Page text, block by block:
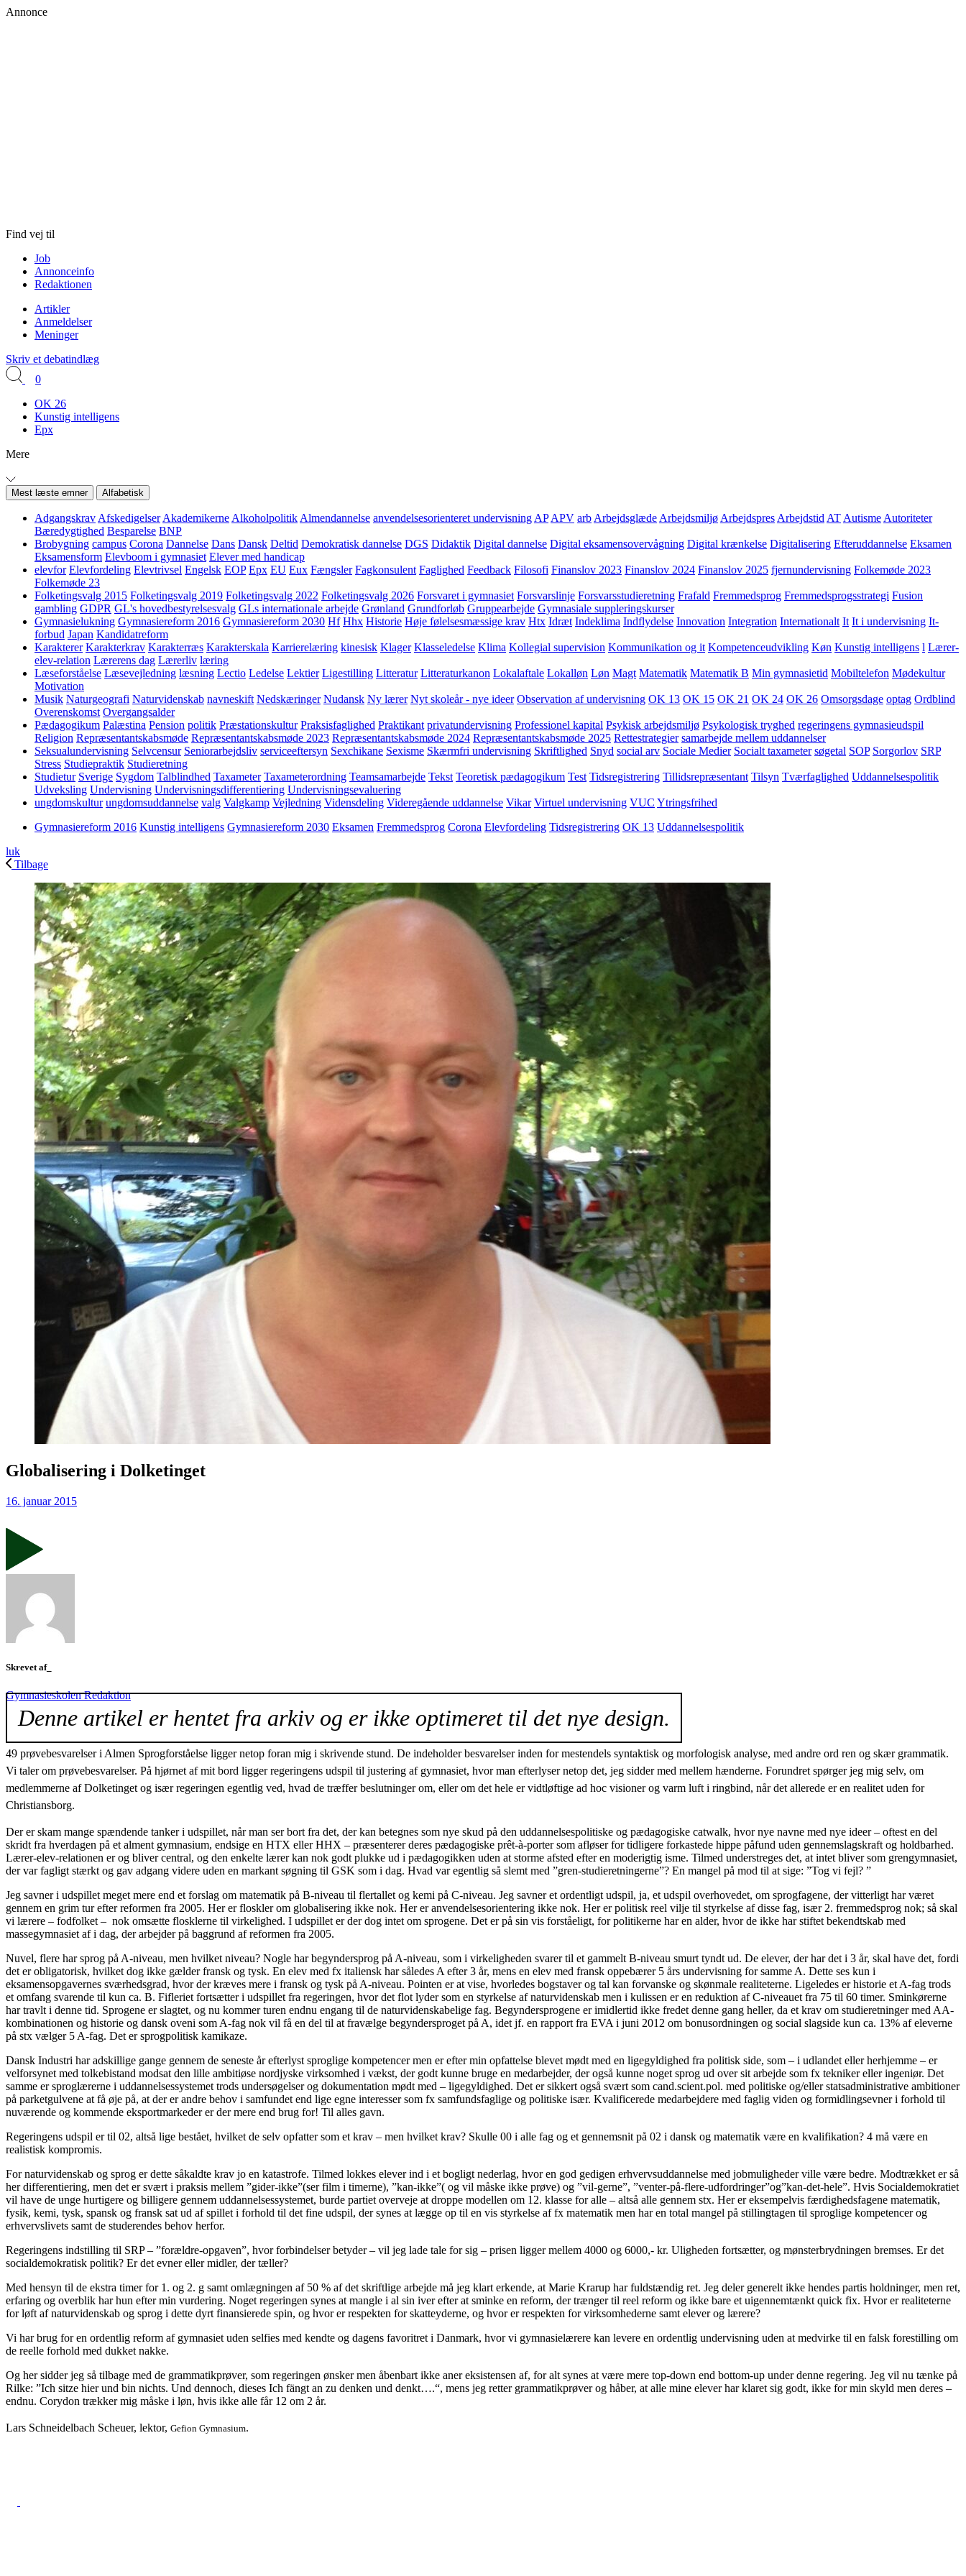
Annonce
Find vej til
Job
Annonceinfo
Redaktionen
Artikler
Anmeldelser
Meninger
Skriv et debatindlæg
0
OK 26
Kunstig intelligens
Epx
Mere
Mest læste emner Alfabetisk
Adgangskrav Afskedigelser Akademikerne Alkoholpolitik Almendannelse anvendelsesorienteret undervisning AP APV arb Arbejdsglæde Arbejdsmiljø Arbejdspres Arbejdstid AT Autisme Autoriteter
Bæredygtighed Besparelse BNP
Brobygning campus Corona Dannelse Dans Dansk Deltid Demokratisk dannelse DGS Didaktik Digital dannelse Digital eksamensovervågning Digital krænkelse Digitalisering Efteruddannelse Eksamen
Eksamensform Elevboom i gymnasiet Elever med handicap
elevfor Elevfordeling Elevtrivsel Engelsk EOP Epx EU Eux Fængsler Fagkonsulent Faglighed Feedback Filosofi Finanslov 2023 Finanslov 2024 Finanslov 2025 fjernundervisning Folkemøde 2023
Folkemøde 23
Folketingsvalg 2015 Folketingsvalg 2019 Folketingsvalg 2022 Folketingsvalg 2026 Forsvaret i gymnasiet Forsvarslinje Forsvarsstudieretning Frafald Fremmedsprog Fremmedsprogsstrategi Fusion
gambling GDPR GL's hovedbestyrelsesvalg GLs internationale arbejde Grønland Grundforløb Gruppearbejde Gymnasiale suppleringskurser
Gymnasielukning Gymnasiereform 2016 Gymnasiereform 2030 Hf Hhx Historie Høje følelsesmæssige krav Htx Idræt Indeklima Indflydelse Innovation Integration Internationalt It It i undervisning It-
forbud Japan Kandidatreform
Karakterer Karakterkrav Karakterræs Karakterskala Karrierelæring kinesisk Klager Klasseledelse Klima Kollegial supervision Kommunikation og it Kompetenceudvikling Køn Kunstig intelligens l Lærer-
elev-relation Lærerens dag Lærerliv læring
Læseforståelse Læsevejledning læsning Lectio Ledelse Lektier Ligestilling Litteratur Litteraturkanon Lokalaftale Lokalløn Løn Magt Matematik Matematik B Min gymnasietid Mobiltelefon Mødekultur
Motivation
Musik Naturgeografi Naturvidenskab navneskift Nedskæringer Nudansk Ny lærer Nyt skoleår - nye ideer Observation af undervisning OK 13 OK 15 OK 21 OK 24 OK 26 Omsorgsdage optag Ordblind
Overenskomst Overgangsalder
Pædagogikum Palæstina Pension politik Præstationskultur Praksisfaglighed Praktikant privatundervisning Professionel kapital Psykisk arbejdsmiljø Psykologisk tryghed regeringens gymnasieudspil
Religion Repræsentantskabsmøde Repræsentantskabsmøde 2023 Repræsentantskabsmøde 2024 Repræsentantskabsmøde 2025 Rettestrategier samarbejde mellem uddannelser
Seksualundervisning Selvcensur Seniorarbejdsliv serviceeftersyn Sexchikane Sexisme Skærmfri undervisning Skriftlighed Snyd social arv Sociale Medier Socialt taxameter søgetal SOP Sorgorlov SRP
Stress Studiepraktik Studieretning
Studietur Sverige Sygdom Talblindhed Taxameter Taxameterordning Teamsamarbejde Tekst Teoretisk pædagogikum Test Tidsregistrering Tillidsrepræsentant Tilsyn Tværfaglighed Uddannelsespolitik
Udveksling Undervisning Undervisningsdifferentiering Undervisningsevaluering
ungdomskultur ungdomsuddannelse valg Valgkamp Vejledning Vidensdeling Videregående uddannelse Vikar Virtuel undervisning VUC Ytringsfrihed
Gymnasiereform 2016 Kunstig intelligens Gymnasiereform 2030 Eksamen Fremmedsprog Corona Elevfordeling Tidsregistrering OK 13 Uddannelsespolitik
luk
Tilbage
Globalisering i Dolketinget
16. januar 2015
Skrevet af_
Gymnasieskolen Redaktion
Denne artikel er hentet fra arkiv og er ikke optimeret til det nye design.
49 prøvebesvarelser i Almen Sprogforståelse ligger netop foran mig i skrivende stund. De indeholder besvarelser inden for mestendels syntaktisk og morfologisk analyse, med andre ord ren og skær grammatik.
Vi taler om prøvebesvarelser. På hjørnet af mit bord ligger regeringens udspil til justering af gymnasiet, hvor man efterlyser netop det, jeg sidder med mellem hænderne. Forundret spørger jeg mig selv, om
medlemmerne af Dolketinget og især regeringen egentlig ved, hvad de træffer beslutninger om, eller om det hele er vidtløftige ad hoc visioner og varm luft i ringbind, når det allerede er en realitet uden for
Christiansborg.
Der er skam mange spændende tanker i udspillet, når man ser bort fra det, der kan betegnes som nye skud på den uddannelsespolitiske og pædagogiske catwalk, hvor nye navne med nye ideer – oftest en del
skridt fra hverdagen på et alment gymnasium, endsige en HTX eller HHX – præsenterer deres pædagogiske prêt-à-porter som afløser for tidligere forkastede hippe påfund uden gennemslagskraft og holdbarhed.
Lærer-elev-relationen er og bliver central, og den enkelte lærer kan nok godt plukke ud i pædagogikken uden at storme afsted efter en moderigtig isme. Tilmed understreges det, at intet bliver som grengymnasiet,
der var fagligt stærkt og gav adgang videre uden en markant søgning til GSK som i dag. Hvad var egentlig så slemt med ”gren-studieretningerne”? En mangel på mod til at sige: ”Tog vi fejl? ”
Jeg savner i udspillet meget mere end et forslag om matematik på B-niveau til flertallet og kemi på C-niveau. Jeg savner et ordentligt udspil, ja, et udspil overhovedet, om sprogfagene, der vitterligt har været
gennem en grim tur efter reformen fra 2005. Her er floskler om globalisering ikke nok. Her er anvendelsesorientering ikke nok. Her er politisk reel vilje til styrkelse af disse fag, især 2. fremmedsprog nok; så skal
vi lærere – fodfolket – nok omsætte flosklerne til virkelighed. I udspillet er der dog intet om sprogene. Det er på sin vis forståeligt, for politikerne har en alder, hvor de ikke har stiftet bekendtskab med
massegymnasiet af i dag, der arbejder på baggrund af reformen fra 2005.
Nuvel, flere har sprog på A-niveau, men hvilket niveau? Nogle har begyndersprog på A-niveau, som i virkeligheden svarer til et gammelt B-niveau smurt tyndt ud. De elever, der har det i 3 år, skal have det, fordi
det er obligatorisk, hvilket dog ikke gælder fransk og tysk. En elev med fx italiensk har således A efter 3 år, mens en elev med fransk oppebærer 5 års undervisning for samme A. Dette ses kun i
eksamensopgavernes sværhedsgrad, hvor der kræves mere i fransk og tysk på A-niveau. Pointen er at vise, hvorledes bogstaver og tal kan forvanske og skønmale realiteterne. Ligeledes er historie et A-fag trods
et omfang svarende til kun ca. B. Fifleriet fortsætter i udspillet fra regeringen, hvor det flot lyder som en styrkelse af naturvidenskab men i kulissen er en reduktion af C-niveauet fra 75 til 60 timer. Sminkørerne
har travlt i denne tid. Sprogene er slagtet, og nu kommer turen endnu engang til de naturvidenskabelige fag. Begyndersprogene er imidlertid ikke fredet denne gang heller, da et krav om studieretninger med AA-
kombinationen og historie og dansk oveni som A-fag nok vil få en del til at fravælge begyndersproget på A, idet jf. en rapport fra EVA i juni 2012 om bonusordningen og social slagside kun ca. 13% af eleverne
på stx vælger 5 A-fag. Det er sprogpolitisk kamikaze.
Dansk Industri har adskillige gange gennem de seneste år efterlyst sproglige kompetencer men er efter min opfattelse blevet mødt med en ligegyldighed fra politisk side, som – i udlandet eller herhjemme – er
velforsynet med tolkebistand modsat den lille ambitiøse nordjyske virksomhed i vækst, der godt kunne bruge en medarbejder, der også kunne noget sprog ud over sit arbejde som fx tekniker eller ingeniør. Det
samme er sproglærerne i uddannelsessystemet trods undersøgelser og dokumentation mødt med – ligegyldighed. Det er sikkert også svært som cand.scient.pol. med politiske og/eller statsadministrative ambitioner
på parketgulvene at få øje på, at der er andre behov i samfundet end lige egne interesser som fx samfundsfaglige og politiske især. Kvalificerede medarbejdere med faglig viden og formidlingsevner i forhold til
nuværende og kommende eksportmarkeder er der mere end brug for! Til alles gavn.
Regeringens udspil er til 02, altså lige bestået, hvilket de selv opfatter som et krav – men hvilket krav? Skulle 00 i alle fag og et gennemsnit på 02 i dansk og matematik være en kvalifikation? 4 må være en
realistisk kompromis.
For naturvidenskab og sprog er dette såkaldte krav jo en katastrofe. Tilmed lokkes elever ind i et bogligt nederlag, hvor en god gedigen erhvervsuddannelse med jobmuligheder ville være bedre. Modtrækket er så
her differentiering, men det er svært i praksis mellem ”gider-ikke”(ser film i timerne), ”kan-ikke”( og vil måske ikke prøve) og ”vil-gerne”, ”venter-på-flere-udfordringer”og”kan-det-hele”. Hvis Socialdemokratiet
vil have de unge hurtigere og billigere gennem uddannelsessystemet, burde partiet overveje at droppe modellen om 12. klasse for alle – altså alle gennem stx. Her er eksempelvis færdighedsfagene matematik,
fysik, kemi, tysk, spansk og fransk sat ud af spillet i forhold til det fine udspil, der synes at lægge op til en vis styrkelse af fx matematik men har en total mangel på stillingtagen til sproglige kompetencer og
erhvervslivets samt de studerendes behov herfor.
Regeringens indstilling til SRP – ”forældre-opgaven”, hvor forbindelser betyder – vil jeg lade tale for sig – prisen ligger mellem 4000 og 6000,- kr. Uligheden fortsætter, og mønsterbrydningen bremses. Er det
socialdemokratisk politik? Er det evner eller midler, der tæller?
Med hensyn til de ekstra timer for 1. og 2. g samt omlægningen af 50 % af det skriftlige arbejde må jeg klart erkende, at Marie Krarup har fuldstændig ret. Jeg deler generelt ikke hendes partis holdninger, men ret,
erfaring og overblik har hun efter min vurdering. Noget regeringen synes at mangle i al sin iver efter at sminke en reform, der trænger til reel reform og ikke bare et uigennemtænkt quick fix. Hvor er realiteterne
for løft af naturvidenskab og sprog i dette dyrt finansierede spin, og hvor er respekten for skatteyderne, og hvor er respekten for virksomhederne samt elever og lærere?
Vi har brug for en ordentlig reform af gymnasiet uden selfies med kendte og dagens favoritret i Danmark, hvor vi gymnasielærere kan levere en ordentlig undervisning uden at medvirke til en falsk forestilling om
de reelle forhold med dukket nakke.
Og her sidder jeg så tilbage med de grammatikprøver, som regeringen ønsker men åbenbart ikke aner eksistensen af, for alt synes at være mere top-down end bottom-up under denne regering. Jeg vil nu tænke på
Rilke: ”Ich sitze hier und bin nichts. Und dennoch, dieses Ich fängt an zu denken und denkt….“, mens jeg retter grammatikprøver og håber, at alle mine elever har klaret sig godt, ikke for min skyld men deres –
endnu. Corydon trækker mig måske i løn, hvis ikke alle får 12 om 2 år.
Lars Schneidelbach Scheuer, lektor, Gefion Gymnasium.